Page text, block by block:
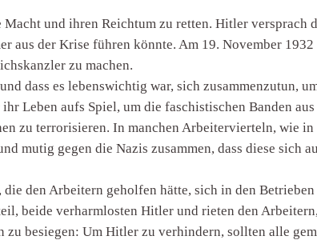
und ihren Reichtum zu retten. Hitler versprach
aus der Krise führen könnte. Am 19. November
zu machen.
dass es lebenswichtig war, sich zusammenzutun,
Leben aufs Spiel, um die faschistischen Banden aus
zu terrorisieren. In manchen Arbeitervierteln, wie in
mutig gegen die Nazis zusammen, dass diese sich
den Arbeitern geholfen hätte, sich in den Betrieben
beide verharmlosten Hitler und rieten den
besiegen: Um Hitler zu verhindern, sollten alle